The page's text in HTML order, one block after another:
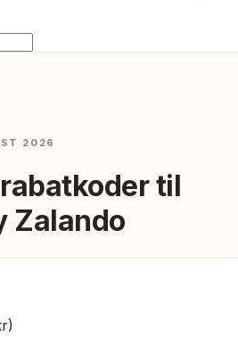
2026
til
Zalando